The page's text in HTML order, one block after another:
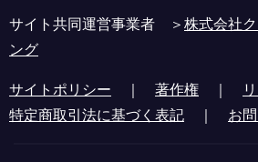
サイト共同運営事業者 ＞株式会社
ング
サイトポリシー ｜ 著作権 ｜
特定商取引法に基づく表記 ｜ お